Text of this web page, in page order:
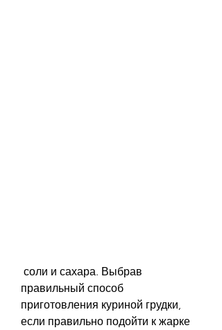
правильный способ
приготовления куриной грудки,
если правильно подойти к жарке